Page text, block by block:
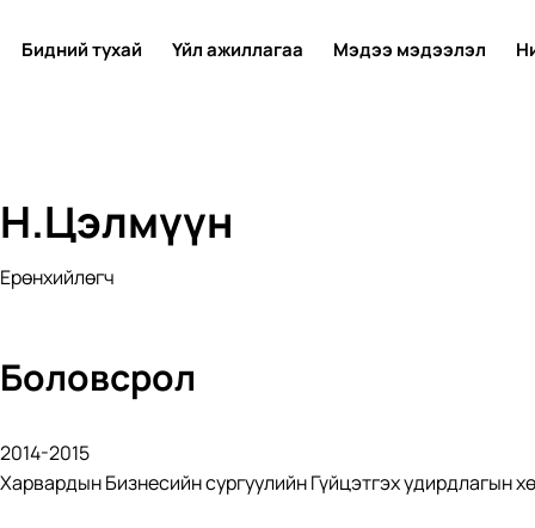
Бидний тухай Үйл ажиллагаа Мэдээ мэдээлэл
Н.Цэлмүүн
Ерөнхийлөгч
Боловсрол
2014-2015
Харвардын Бизнесийн сургуулийн Гүйцэтгэх удирдлагын